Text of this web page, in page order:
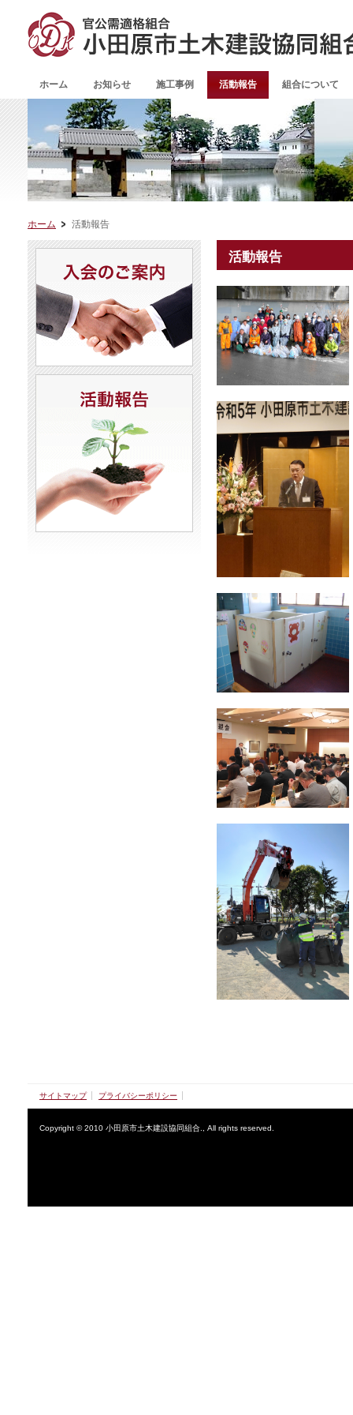
ホーム お知らせ 施工事例 活動報告 組合について
ホーム 活動報告
活動報告
サイトマップ プライバシーポリシー
Copyright © 2010 小田原市土木建設協同組合., All rights reserved.